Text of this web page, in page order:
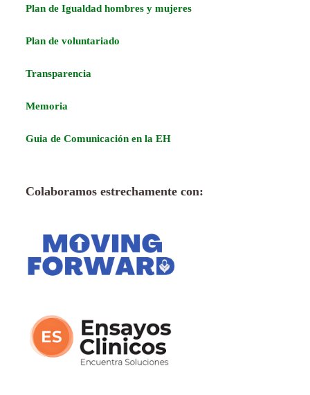
Plan de Igualdad hombres y mujeres
Plan de voluntariado
Transparencia
Memoria
Guia de Comunicación en la EH
Colaboramos estrechamente con: